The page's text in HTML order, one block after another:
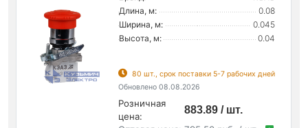
Длина, м:
0.08
Ширина, м:
0.045
Высота, м:
0.04
80 шт., срок поставки 5-7 рабочих дней
Обновлено 08.08.2026
Розничная
цена:
883.89 / шт.